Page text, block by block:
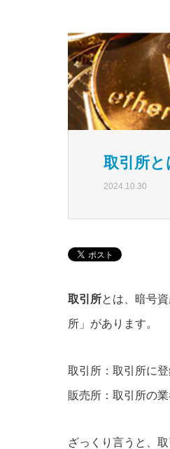
取引所と
2024.10.30
取引所とは、暗号
所」があります。
取引所：取引所に
販売所：取引所の
ざっくり言うと、